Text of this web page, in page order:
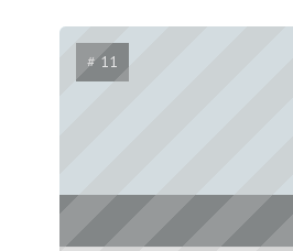
# 11